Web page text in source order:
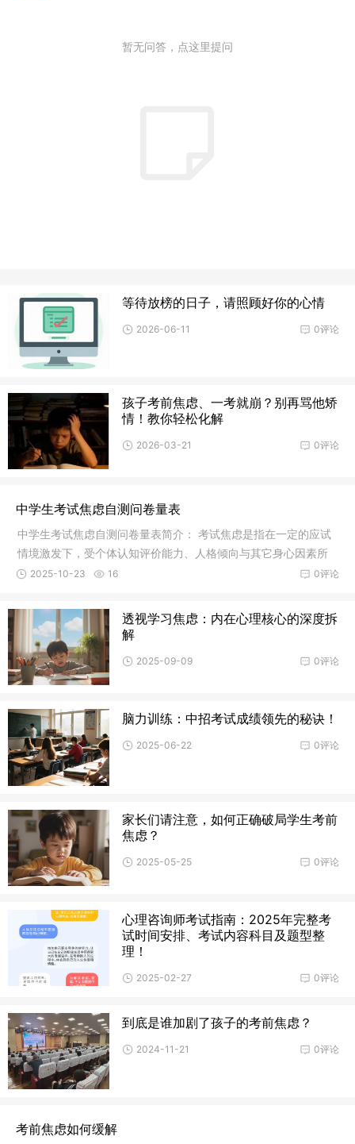
暂无问答，点这里提问
等待放榜的日子，请照顾好你的心情
0评论
2026-06-11
孩子考前焦虑、一考就崩？别再骂他矫
情！教你轻松化解
0评论
2026-03-21
中学生考试焦虑自测问卷量表
中学生考试焦虑自测问卷量表简介： 考试焦虑是指在一定的应试
情境激发下，受个体认知评价能力、人格倾向与其它身心因素所
制约，以担忧为基本特征，以防御或逃避为
0评论
2025-10-23 16
透视学习焦虑：内在心理核心的深度拆
解
0评论
2025-09-09
脑力训练：中招考试成绩领先的秘诀！
0评论
2025-06-22
家长们请注意，如何正确破局学生考前
焦虑？
0评论
2025-05-25
心理咨询师考试指南：2025年完整考
试时间安排、考试内容科目及题型整
理！
0评论
2025-02-27
到底是谁加剧了孩子的考前焦虑？
0评论
2024-11-21
考前焦虑如何缓解